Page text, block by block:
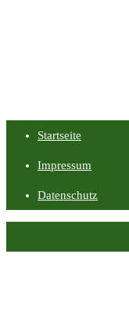
Startseite
Impressum
Datenschutz